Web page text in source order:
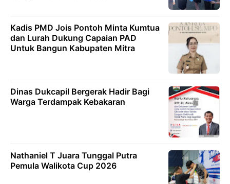
Kadis PMD Jois Pontoh Minta Kumtua
dan Lurah Dukung Capaian PAD
Untuk Bangun Kabupaten Mitra
Dinas Dukcapil Bergerak Hadir Bagi
Warga Terdampak Kebakaran
Nathaniel T Juara Tunggal Putra
Pemula Walikota Cup 2026